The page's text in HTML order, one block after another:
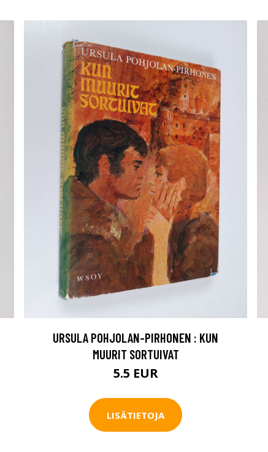
URSULA POHJOLAN-PIRHONEN : KUN
MUURIT SORTUIVAT
5.5 EUR
LISÄTIETOJA